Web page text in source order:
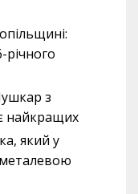
з
найкращих
який у